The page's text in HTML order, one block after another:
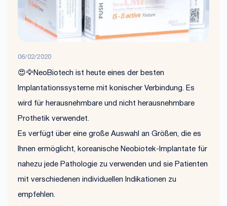
06/02/2020
😍🦅NeoBiotech ist heute eines der besten
Implantationssysteme mit konischer Verbindung. Es
wird für herausnehmbare und nicht herausnehmbare
Prothetik verwendet.
Es verfügt über eine große Auswahl an Größen, die es
Ihnen ermöglicht, koreanische Neobiotek-Implantate für
nahezu jede Pathologie zu verwenden und sie Patienten
mit verschiedenen individuellen Indikationen zu
empfehlen.